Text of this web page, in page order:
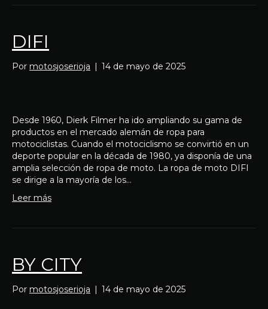
DIFI
Por motosjoserioja | 14 de mayo de 2025
Desde 1960, Dierk Filmer ha ido ampliando su gama de
productos en el mercado alemán de ropa para
motociclistas. Cuando el motociclismo se convirtió en un
deporte popular en la década de 1980, ya disponía de una
amplia selección de ropa de moto. La ropa de moto DIFI
se dirige a la mayoría de los…
Leer más
BY CITY
Por motosjoserioja | 14 de mayo de 2025